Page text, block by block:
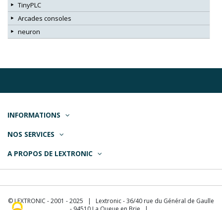
TinyPLC
Arcades consoles
neuron
INFORMATIONS
NOS SERVICES
A PROPOS DE LEXTRONIC
© LEXTRONIC - 2001 - 2025 | Lextronic - 36/40 rue du Général de Gaulle